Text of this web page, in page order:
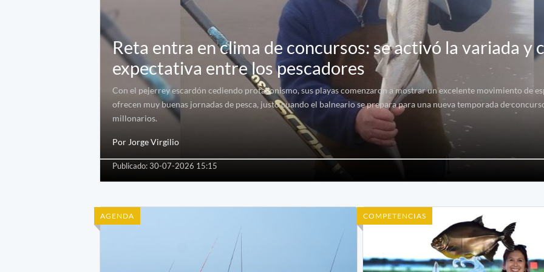
Reta entra en clima de concursos: se activó la variada y
expectativa entre los pescadores
Con el pejerrey escardón cediendo protagonismo, sus playas comenzaron a mostrar un excelente movimiento de
ofrecen muy buenas jornadas de pesca, justo cuando el balneario se prepara para una nueva temporada de
millonarios.
Por Jorge Virgilio
Publicado: 30-07-2026 15:15
AGENDA COMPETENCIAS